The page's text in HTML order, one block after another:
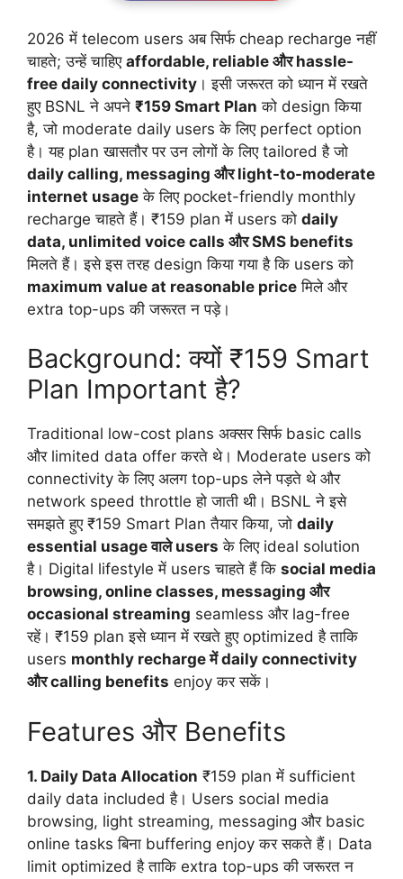
2026 में telecom users अब सिर्फ cheap recharge नहीं
चाहते; उन्हें चाहिए affordable, reliable और hassle-
free daily connectivity । इसी जरूरत को ध्यान में रखते
हुए BSNL ने अपने ₹159 Smart Plan को design किया
है, जो moderate daily users के लिए perfect option
है। यह plan खासतौर पर उन लोगों के लिए tailored है जो
daily calling, messaging और light-to-moderate
internet usage के लिए pocket-friendly monthly
recharge चाहते हैं। ₹159 plan में users को daily
data, unlimited voice calls और SMS benefits
मिलते हैं। इसे इस तरह design किया गया है कि users को
maximum value at reasonable price मिले और
extra top-ups की जरूरत न पड़े।
Background: क्यों ₹159 Smart
Plan Important है?
Traditional low-cost plans अक्सर सिर्फ basic calls
और limited data offer करते थे। Moderate users को
connectivity के लिए अलग top-ups लेने पड़ते थे और
network speed throttle हो जाती थी। BSNL ने इसे
समझते हुए ₹159 Smart Plan तैयार किया, जो daily
essential usage वाले users के लिए ideal solution
है। Digital lifestyle में users चाहते हैं कि social media
browsing, online classes, messaging और
occasional streaming seamless और lag-free
रहें। ₹159 plan इसे ध्यान में रखते हुए optimized है ताकि
users monthly recharge में daily connectivity
और calling benefits enjoy कर सकें।
Features और Benefits
1. Daily Data Allocation ₹159 plan में sufficient
daily data included है। Users social media
browsing, light streaming, messaging और basic
online tasks बिना buffering enjoy कर सकते हैं। Data
limit optimized है ताकि extra top-ups की जरूरत न